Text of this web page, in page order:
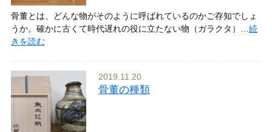
骨董とは、どんな物がそのように呼ばれているのかご存知でしょ
うか。確かに古くて時代遅れの役に立たない物（ガラクタ）… 続
きを読む
2019.11.20
骨董の種類